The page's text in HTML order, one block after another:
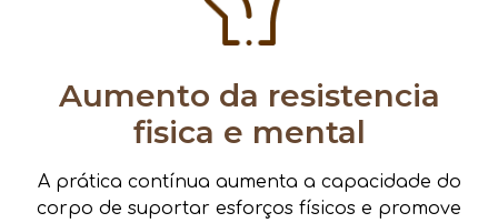
Aumento da resistencia
fisica e mental
A prática contínua aumenta a capacidade do
corpo de suportar esforços físicos e promove